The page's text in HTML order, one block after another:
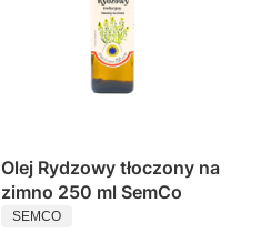
Olej Rydzowy tłoczony na
zimno 250 ml SemCo
PRODUCENT
SEMCO